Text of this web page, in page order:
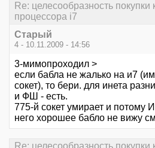
Re: целесообразность
процессора i7
Старый
4 - 10.11.2009 - 14:56
3-мимопроходил >
если бабла не жалько на и7
сокет), то бери. для инета
и ФШ - есть.
775-й сокет умирает и потому
него хорошее бабло не вижу